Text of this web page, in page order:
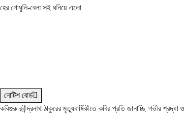
হের গোধূলি-বেলা সই ঘনিয়ে এলো
নোটিশ বোর্ড
কবিগুরু রবীন্দ্রনাথ ঠাকুরের মৃত্যুবার্ষিকীতে কবির প্রতি জানাচ্ছি গভীর